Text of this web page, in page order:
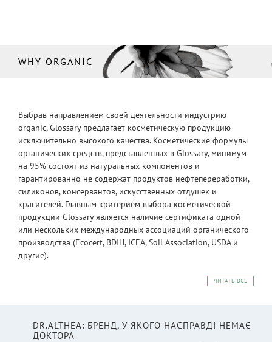
WHY ORGANIC
Выбрав направлением своей деятельности индустрию
organic, Glossary предлагает косметическую продукцию
исключительно высокого качества. Косметические формулы
органических средств, представленных в Glossary, минимум
на 95% состоят из натуральных компонентов и
гарантированно не содержат продуктов нефтепереработки,
силиконов, консервантов, искусственных отдушек и
красителей. Главным критерием выбора косметической
продукции Glossary является наличие сертификата одной
или нескольких международных ассоциаций органического
производства (Ecocert, BDIH, ICEA, Soil Association, USDA и
другие).
ЧИТАТЬ ВСЕ
DR.ALTHEA: БРЕНД, У ЯКОГО НАСПРАВДІ НЕМАЄ
ДОКТОРА